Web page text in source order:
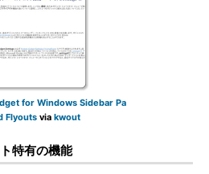
for Windows Sidebar Pa
Flyouts via kwout
特有の機能